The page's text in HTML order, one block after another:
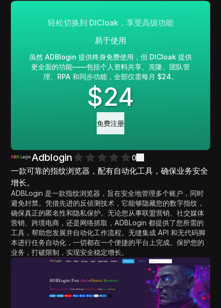
轻松切换到 DICloak，享受高级功能
易于使用
虽然 ADBlogin 提供终身免费使用，但 DICloak 提供
更全面的功能——包括个人资料共享、克隆、团队管
理、RPA 和同步功能，全部仅需每月 $24。
$24
免费注册
Adblogin 0
一款可靠的指纹浏览器，配有自动化工具，确保业务安全
增长。
ADBLogin 是一款指纹浏览器，旨在安全地管理多个账户，同时
避免封禁。凭借先进的反侦测技术，它能够隐藏您的数字指纹，
确保真正的匿名性和隐私保护。无论您从事联盟营销、社交媒体
营销、跨境电商，还是网络抓取，ADBLogin 都提供了您所需的
工具，帮助您发展并自动化工作流程。无缝集成 API 和无代码脚
本进行任务自动化，一切都在一个便捷的平台上完成。保护您的
业务，打破限制，实现安全稳定增长。